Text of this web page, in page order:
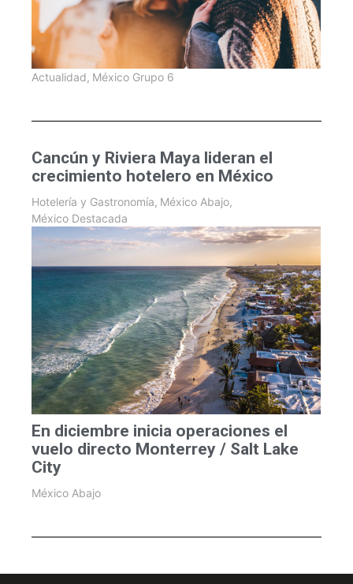
Actualidad, México Grupo 6
Cancún y Riviera Maya lideran el
crecimiento hotelero en México
Hotelería y Gastronomía, México Abajo,
México Destacada
En diciembre inicia operaciones el
vuelo directo Monterrey / Salt Lake
City
México Abajo